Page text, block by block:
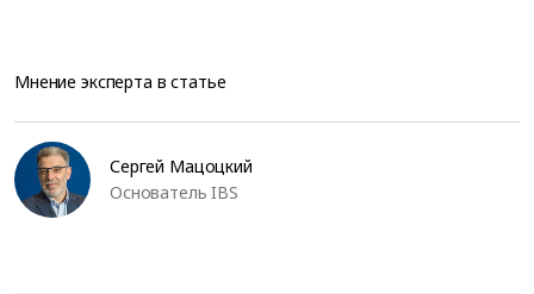
Мнение эксперта в статье
Сергей Мацоцкий
Основатель IBS